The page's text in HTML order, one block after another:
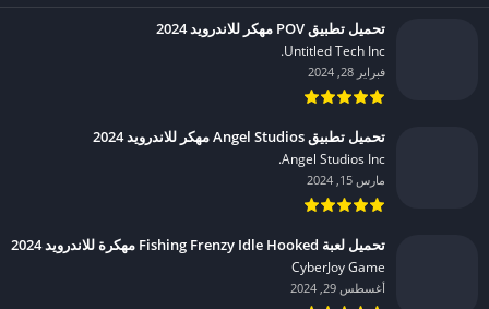
تحميل تطبيق POV مهكر للاندرويد 2024
Untitled Tech Inc.‏
فبراير 28, 2024
تحميل تطبيق Angel Studios مهكر للاندرويد 2024
Angel Studios Inc.‏
مارس 15, 2024
تحميل لعبة Fishing Frenzy Idle Hooked مهكرة للاندرويد 2024
CyberJoy Game‏
أغسطس 29, 2024